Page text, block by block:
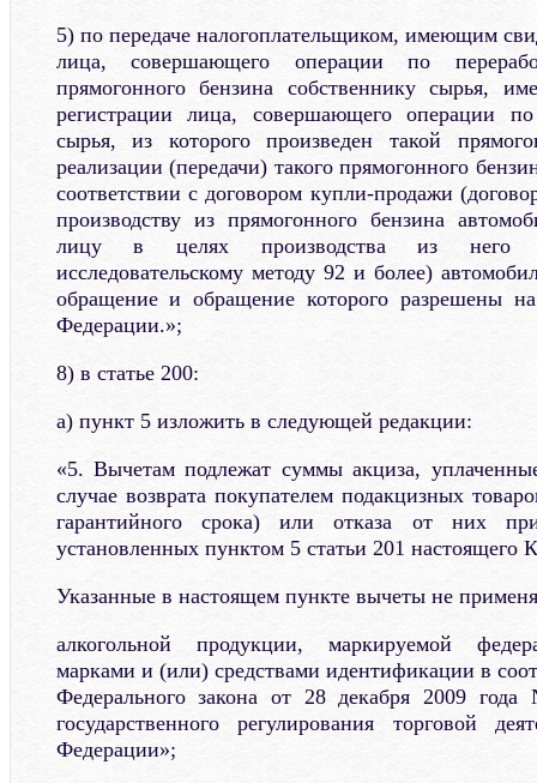
5) по передаче налогоплательщиком, имеющим
лица, совершающего операции по
прямогонного бензина собственнику сырья,
регистрации лица, совершающего операции по
сырья, из которого произведен такой
реализации (передачи) такого прямогонного
соответствии с договором купли-продажи
производству из прямогонного бензина
лицу в целях производства из него
исследовательскому методу 92 и более)
обращение и обращение которого разрешены
Федерации.»;
8) в статье 200:
а) пункт 5 изложить в следующей редакции:
«5. Вычетам подлежат суммы акциза,
случае возврата покупателем подакцизных
гарантийного срока) или отказа от них
установленных пунктом 5 статьи 201 настоящего
Указанные в настоящем пункте вычеты не
алкогольной продукции, маркируемой
марками и (или) средствами идентификации в
Федерального закона от 28 декабря 2009
государственного регулирования торговой
Федерации»;